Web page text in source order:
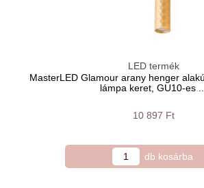
LED termék
MasterLED Glamour arany henger
lámpa keret, GU10-es ...
10 897 Ft